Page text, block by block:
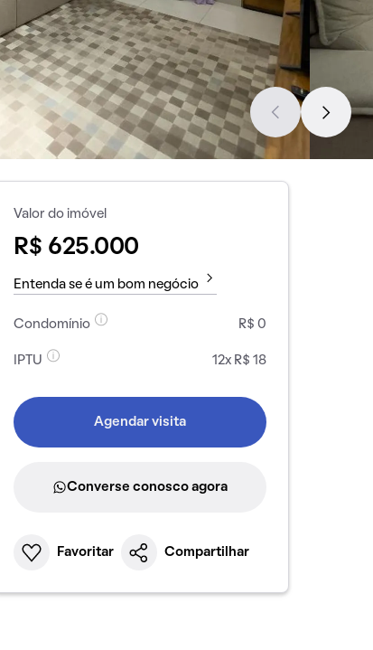
Valor do imóvel
R$ 625.000
Entenda se é um bom negócio
Condomínio R$ 0
IPTU 12x R$ 18
Agendar visita
Converse conosco agora
Favoritar Compartilhar